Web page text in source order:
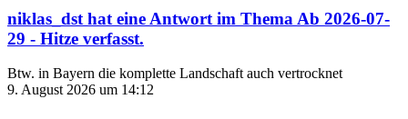
niklas_dst hat eine Antwort im Thema Ab 2026-07-
29 - Hitze verfasst.
Btw. in Bayern die komplette Landschaft auch vertrocknet
9. August 2026 um 14:12